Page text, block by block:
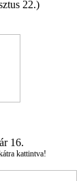
22.)
16.
kattintva!